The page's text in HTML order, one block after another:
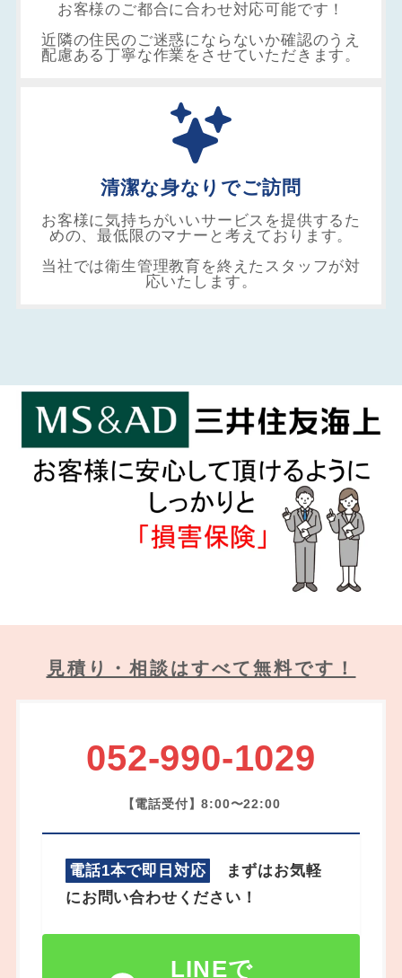
お客様のご都合に合わせ対応可能です！
近隣の住民のご迷惑にならないか確認のうえ
配慮ある丁寧な作業をさせていただきます。
清潔な身なりでご訪問
お客様に気持ちがいいサービスを提供するた
めの、最低限のマナーと考えております。
当社では衛生管理教育を終えたスタッフが対
応いたします。
見積り・相談はすべて無料です！
052-990-1029
【電話受付】8:00〜22:00
電話1本で即日対応
まずはお気軽
にお問い合わせください！
LINEで